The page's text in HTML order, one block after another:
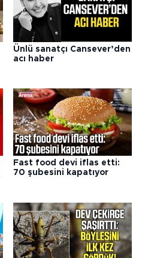
Ünlü sanatçı Cansever’den
acı haber
Fast food devi iflas etti:
70 şubesini kapatıyor